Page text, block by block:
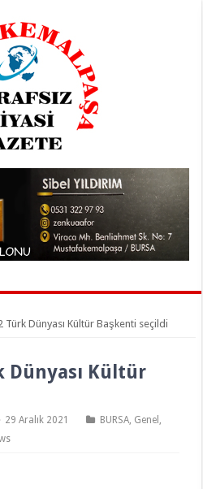
Türk Dünyası Kültür Başkenti seçildi
Dünyası Kültür
29 Aralık 2021 BURSA, Genel